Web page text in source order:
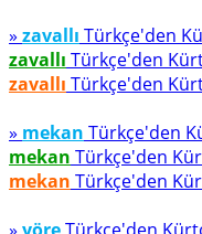
» zavallı Türkçe'den
zavallı Türkçe'den
zavallı Türkçe'den
» mekan Türkçe'den
mekan Türkçe'den
mekan Türkçe'den